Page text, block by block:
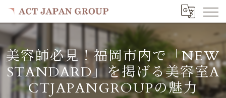
美容師必見！福岡市内で「NEW
STANDARD」を掲げる美容室A
CTJAPANGROUPの魅力